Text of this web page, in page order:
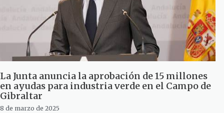
La Junta anuncia la aprobación de 15 millones
en ayudas para industria verde en el Campo de
Gibraltar
8 de marzo de 2025